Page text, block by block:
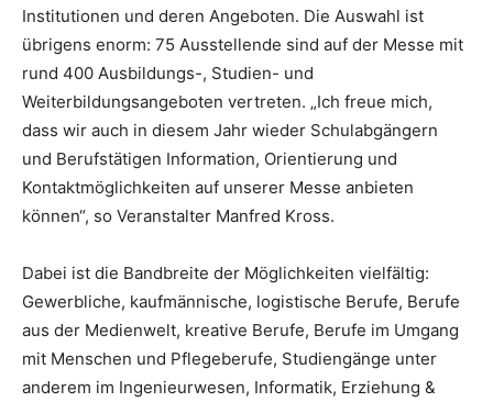
Institutionen und deren Angeboten. Die Auswahl ist
übrigens enorm: 75 Ausstellende sind auf der Messe mit
rund 400 Ausbildungs-, Studien- und
Weiterbildungsangeboten vertreten. „Ich freue mich,
dass wir auch in diesem Jahr wieder Schulabgängern
und Berufstätigen Information, Orientierung und
Kontaktmöglichkeiten auf unserer Messe anbieten
können“, so Veranstalter Manfred Kross.
Dabei ist die Bandbreite der Möglichkeiten vielfältig:
Gewerbliche, kaufmännische, logistische Berufe, Berufe
aus der Medienwelt, kreative Berufe, Berufe im Umgang
mit Menschen und Pflegeberufe, Studiengänge unter
anderem im Ingenieurwesen, Informatik, Erziehung &